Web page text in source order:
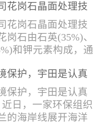
花岗石晶面处理技
花岗石晶面处理技
岗石由石英(35%)、
和钾元素构成，通
量的方解石，表面
有矿物颗粒的结晶
比大理石硬，硬度
。维护比大理石容
保护，宇田是认真
保护，宇田是认真
日，一家环保组织
的海岸线展开海洋